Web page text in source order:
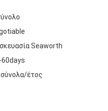
Seaworth
60days
έτος